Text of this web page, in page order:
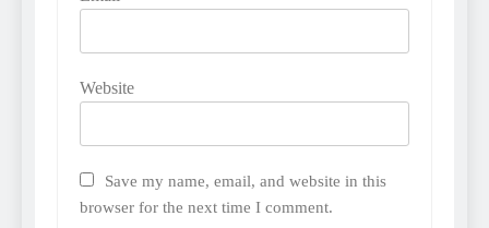
Website
Save my name, email, and website in this
browser for the next time I comment.